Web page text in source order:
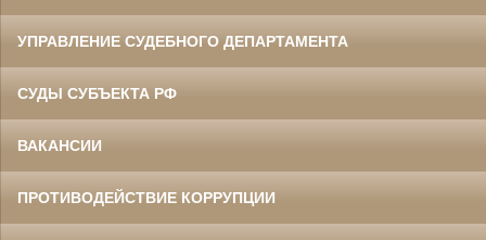
УПРАВЛЕНИЕ СУДЕБНОГО ДЕПАРТАМЕНТА
СУДЫ СУБЪЕКТА РФ
ВАКАНСИИ
ПРОТИВОДЕЙСТВИЕ КОРРУПЦИИ